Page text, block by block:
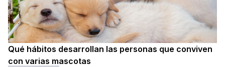
Qué hábitos desarrollan las personas que conviven
con varias mascotas